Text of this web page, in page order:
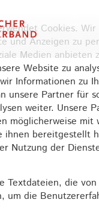
Cookies.
und Anzeigen zu
Medien anbieten
Website zu
Informationen zu
unsere Partner für
weiter. Unsere
möglicherweise mit
ihnen bereitgestellt
Nutzung der
Textdateien, die
um die